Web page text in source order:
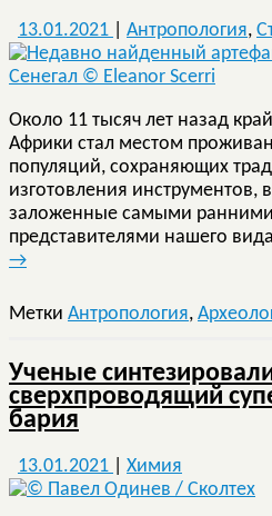
13.01.2021 Антропология,
Около 11 тысяч лет назад
Африки стал местом
популяций, сохраняющих
изготовления инструментов,
заложенные самыми ранними
представителями нашего
→
Метки Антропология,
Ученые
сверхпроводящий
бария
13.01.2021 Химия